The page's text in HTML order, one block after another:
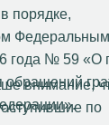
внимание,
по
порядке,
года № 59 «О
обращений